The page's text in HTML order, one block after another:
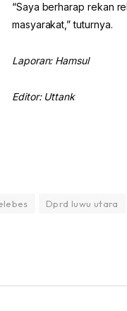
“Saya berharap rekan
masyarakat,” tuturnya.
Laporan: Hamsul
Editor: Uttank
Dprd luwu utara